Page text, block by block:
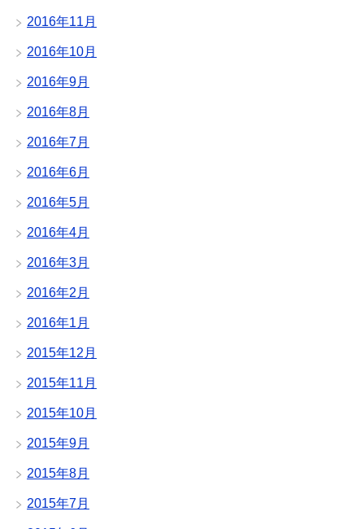
2016年11月
2016年10月
2016年9月
2016年8月
2016年7月
2016年6月
2016年5月
2016年4月
2016年3月
2016年2月
2016年1月
2015年12月
2015年11月
2015年10月
2015年9月
2015年8月
2015年7月